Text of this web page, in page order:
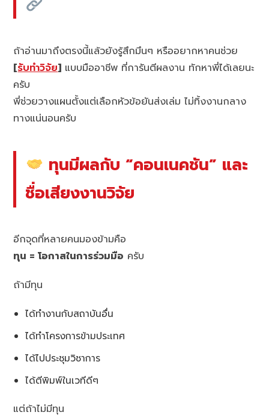
ถ้าอ่านมาถึงตรงนี้แล้วยังรู้สึกมึนๆ หรืออยากหาคนช่วย
[รับทำวิจัย] แบบมืออาชีพ ที่การันตีผลงาน ทักหาพี่ได้เลยนะ
ครับ
พี่ช่วยวางแผนตั้งแต่เลือกหัวข้อยันส่งเล่ม ไม่ทิ้งงานกลาง
ทางแน่นอนครับ
ทุนมีผลกับ “คอนเนคชัน” และ
ชื่อเสียงงานวิจัย
อีกจุดที่หลายคนมองข้ามคือ
ทุน = โอกาสในการร่วมมือ ครับ
ถ้ามีทุน
ได้ทำงานกับสถาบันอื่น
ได้ทำโครงการข้ามประเทศ
ได้ไปประชุมวิชาการ
ได้ตีพิมพ์ในเวทีดีๆ
แต่ถ้าไม่มีทุน